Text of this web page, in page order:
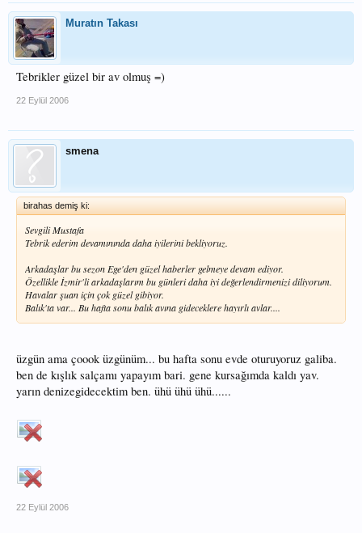
Muratın Takası
Tebrikler güzel bir av olmuş =)
22 Eylül 2006
smena
birahas demiş ki:
Sevgili Mustafa
Tebrik ederim devamınında daha iyilerini bekliyoruz.
Arkadaşlar bu sezon Ege'den güzel haberler gelmeye devam ediyor.
Özellikle İzmir'li arkadaşlarım bu günleri daha iyi değerlendirmenizi diliyorum.
Havalar şuan için çok güzel gibiyor.
Balık'ta var... Bu hafta sonu balık avına gideceklere hayırlı avlar....
üzgün ama çoook üzgünüm... bu hafta sonu evde oturuyoruz galiba.
ben de kışlık salçamı yapayım bari. gene kursağımda kaldı yav.
yarın denizegidecektim ben. ühü ühü ühü......
22 Eylül 2006